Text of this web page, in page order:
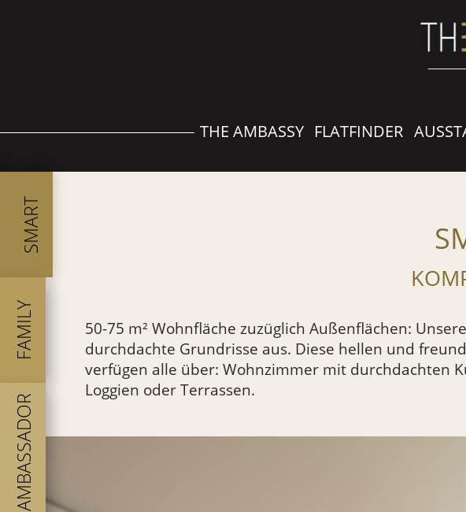
THE AMBASSY FLATFINDER
SMART
FAMILY
AMBASSADOR
50-75 m² Wohnfläche zuzüglich Außenflächen:
durchdachte Grundrisse aus. Diese hellen und
verfügen alle über: Wohnzimmer mit durchdachten
Loggien oder Terrassen.